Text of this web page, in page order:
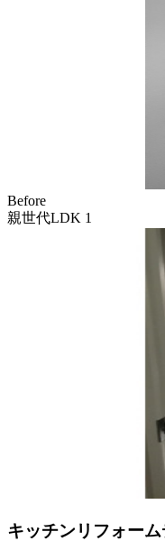
Before
親世代LDK 1
キッチンリフォーム